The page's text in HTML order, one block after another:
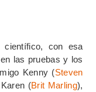
con esa
las pruebas y los
Kenny (Steven
(Brit Marling),